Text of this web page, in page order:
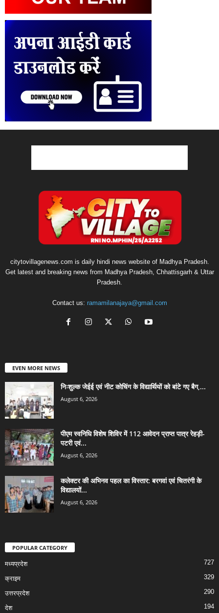
citytovillagenews.com is daily hindi news website of Madhya Pradesh.
Get latest and breaking news from Madhya Pradesh, Chhattisgarh & Uttar
Pradesh.
Contact us: ramamilanajaya@gmail.com
EVEN MORE NEWS
निःशुल्क जेईई एवं नीट कोचिंग के विद्यार्थियों को बांटे गए बैग,...
August 6, 2026
पीएम स्वनिधि विशेष शिविर में 112 आवेदन प्राप्त पात्र रेहड़ी-
पटरी एवं...
August 6, 2026
कलेक्टर की अभिनव पहल का विस्तार: बरगवां एवं चितरंगी के
विद्यालयों...
August 6, 2026
POPULAR CATEGORY
मध्यप्रदेश 727
क्राइम 329
उत्तरप्रदेश 290
देश 194